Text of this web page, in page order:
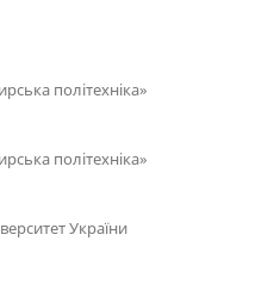
політехніка»
політехніка»
України